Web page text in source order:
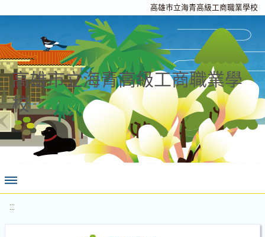
高雄市立海青高級工商職業學校
高雄市立海青高級工商職業學
校
:::